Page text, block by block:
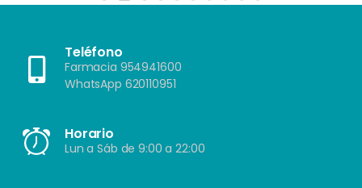
Teléfono
Farmacia 954941600
WhatsApp 620110951
Horario
Lun a Sáb de 9:00 a 22:00